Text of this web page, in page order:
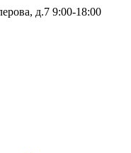
д.7 9:00-18:00